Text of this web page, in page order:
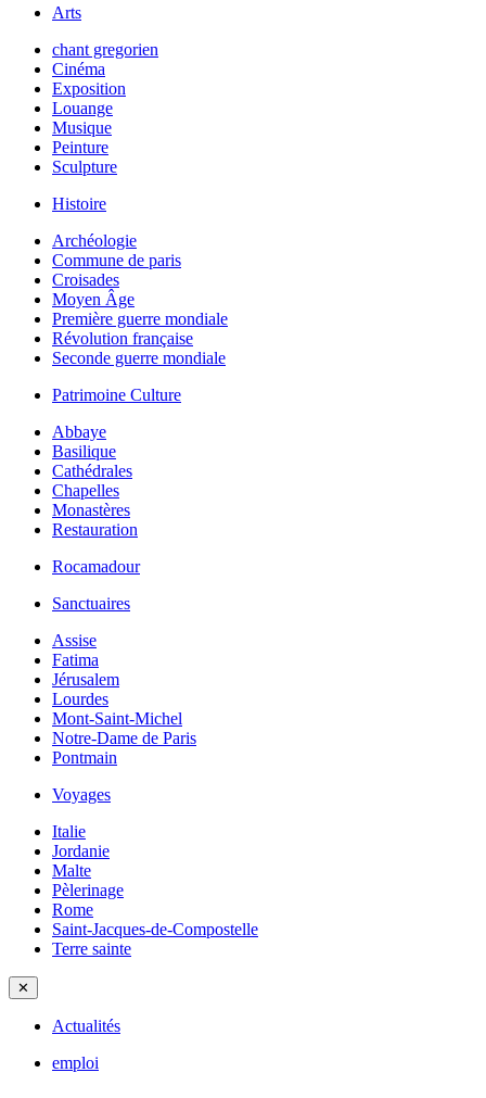
Arts
chant gregorien
Cinéma
Exposition
Louange
Musique
Peinture
Sculpture
Histoire
Archéologie
Commune de paris
Croisades
Moyen Âge
Première guerre mondiale
Révolution française
Seconde guerre mondiale
Patrimoine Culture
Abbaye
Basilique
Cathédrales
Chapelles
Monastères
Restauration
Rocamadour
Sanctuaires
Assise
Fatima
Jérusalem
Lourdes
Mont-Saint-Michel
Notre-Dame de Paris
Pontmain
Voyages
Italie
Jordanie
Malte
Pèlerinage
Rome
Saint-Jacques-de-Compostelle
Terre sainte
✕
Actualités
emploi